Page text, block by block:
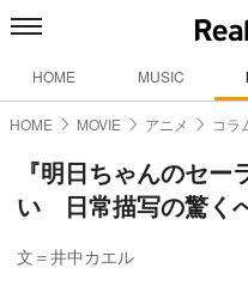
HOME MUSIC
HOME MOVIE アニメ コラ
『明日ちゃんのセ
い 日常描写の驚く
文＝井中カエル